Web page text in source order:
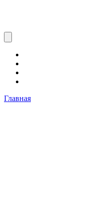
Главная